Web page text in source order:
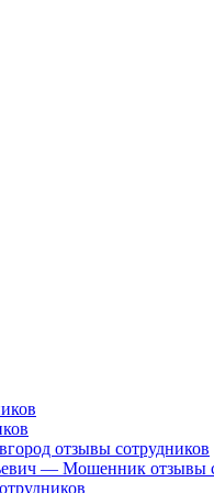
отзывы сотрудников
— Мошенник отзывы